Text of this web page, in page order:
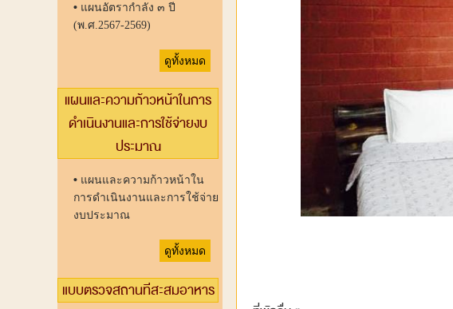
• แผนอัตรากำลัง ๓ ปี
(พ.ศ.2567-2569)
ดูทั้งหมด
แผนและความก้าวหน้าในการ
ดำเนินงานและการใช้จ่ายงบ
ประมาณ
• แผนและความก้าวหน้าใน
การดำเนินงานและการใช้จ่าย
งบประมาณ
ดูทั้งหมด
แบบตรวจสถานทีสะสมอาหาร